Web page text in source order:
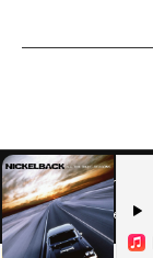
Home
Designed with
RadioOnline